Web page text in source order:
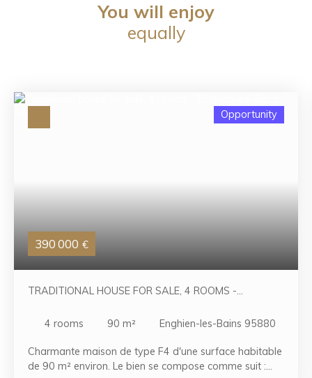
You will enjoy
equally
390 000 €
Opportunity
TRADITIONAL HOUSE FOR SALE, 4 ROOMS -
4 rooms 90 m² Enghien-les-Bains 95880
Charmante maison de type F4 d'une surface habitable
de 90 m² environ. Le bien se compose comme suit :